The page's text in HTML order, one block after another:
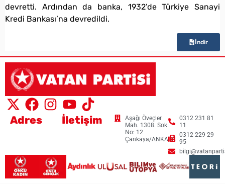
devretti. Ardından da banka, 1932’de Türkiye Sanayi
Kredi Bankası’na devredildi.
İndir
Adres
Aşağı Öveçler
Mah. 1308. Sok.
No: 12
Çankaya/ANKARA
İletişim
0312 231 81
11
0312 229 29
95